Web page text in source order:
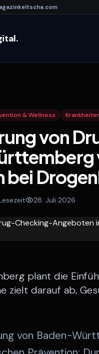
keltscha.com
& Wellness
von
bei
28. Juli 2026
plant die
zielt darauf ab,
von Baden-